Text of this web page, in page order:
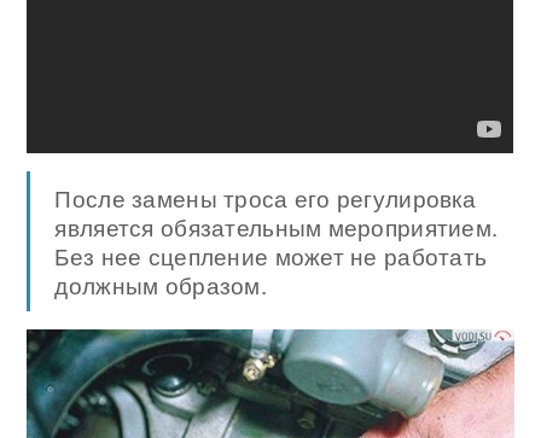
После замены троса его регулировка
является обязательным мероприятием.
Без нее сцепление может не работать
должным образом.